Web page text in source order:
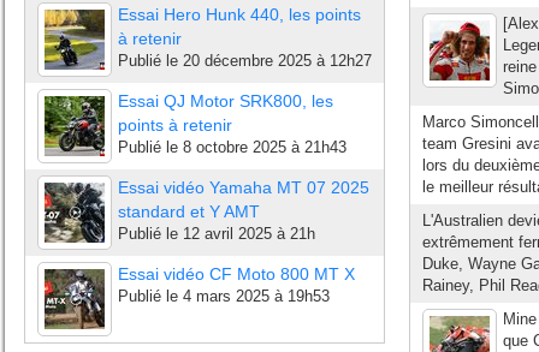
Essai Hero Hunk 440, les points
à retenir
Publié le 20 décembre 2025 à 12h27
Essai QJ Motor SRK800, les
points à retenir
Publié le 8 octobre 2025 à 21h43
Essai vidéo Yamaha MT 07 2025
standard et Y AMT
Publié le 12 avril 2025 à 21h
Essai vidéo CF Moto 800 MT X
Publié le 4 mars 2025 à 19h53
Marco
team Gresini
lors du
le meilleur
L'Australien
extrêmement
Duke, Wayne
Rainey, Phil
que